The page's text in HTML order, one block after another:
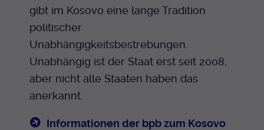
gibt im Kosovo eine lange Tradition
politischer
Unabhängigkeitsbestrebungen.
Unabhängig ist der Staat erst seit 2008,
aber nicht alle Staaten haben das
anerkannt.
Informationen der bpb zum Kosovo